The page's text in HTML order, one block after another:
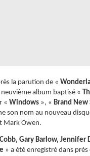
la parution de «
album baptisé «
« Windows », « Brand New
son nom au nouveau
Mark Owen.
Gary Barlow, Jennifer
» a été enregistré dans